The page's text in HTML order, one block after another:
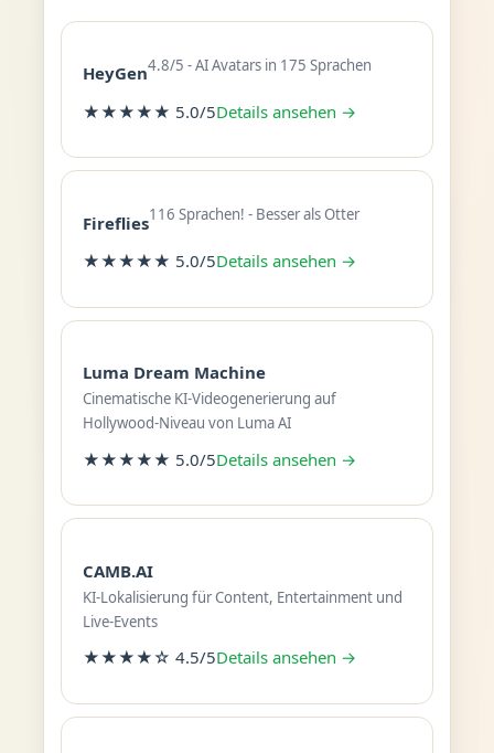
HeyGen4.8/5 - AI Avatars in 175 Sprachen
★★★★★ 5.0/5Details ansehen →
Fireflies116 Sprachen! - Besser als Otter
★★★★★ 5.0/5Details ansehen →
Luma Dream Machine
Cinematische KI-Videogenerierung auf
Hollywood-Niveau von Luma AI
★★★★★ 5.0/5Details ansehen →
CAMB.AI
KI-Lokalisierung für Content, Entertainment und
Live-Events
★★★★☆ 4.5/5Details ansehen →